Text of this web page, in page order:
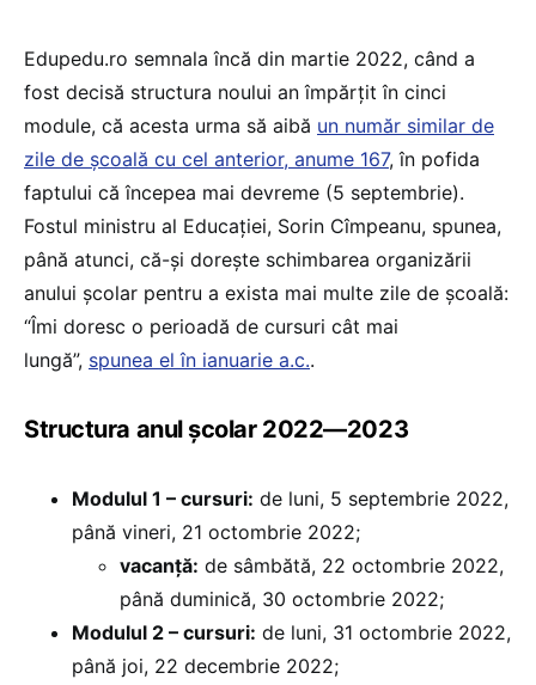
Edupedu.ro semnala încă din martie 2022, când a
fost decisă structura noului an împărțit în cinci
module, că acesta urma să aibă un număr similar de
zile de școală cu cel anterior, anume 167, în pofida
faptului că începea mai devreme (5 septembrie).
Fostul ministru al Educației, Sorin Cîmpeanu, spunea,
până atunci, că-și dorește schimbarea organizării
anului școlar pentru a exista mai multe zile de școală:
“Îmi doresc o perioadă de cursuri cât mai
lungă”, spunea el în ianuarie a.c..
Structura anul școlar 2022—2023
Modulul 1 – cursuri: de luni, 5 septembrie 2022,
până vineri, 21 octombrie 2022;
vacanță: de sâmbătă, 22 octombrie 2022,
până duminică, 30 octombrie 2022;
Modulul 2 – cursuri: de luni, 31 octombrie 2022,
până joi, 22 decembrie 2022;